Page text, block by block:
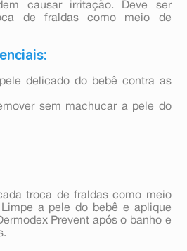
causar irritação. Deve ser
de fraldas como meio de
delicado do bebê contra as
sem machucar a pele do
troca de fraldas como meio
a pele do bebê e aplique
Prevent após o banho e